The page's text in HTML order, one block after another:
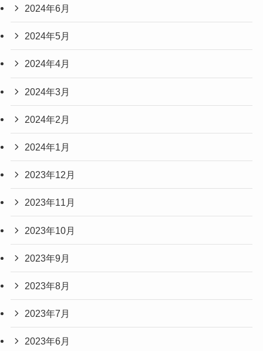
2024年6月
2024年5月
2024年4月
2024年3月
2024年2月
2024年1月
2023年12月
2023年11月
2023年10月
2023年9月
2023年8月
2023年7月
2023年6月